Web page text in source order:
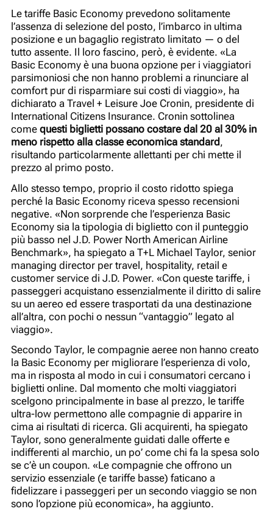
Le tariffe Basic Economy prevedono solitamente
l’assenza di selezione del posto, l’imbarco in ultima
posizione e un bagaglio registrato limitato — o del
tutto assente. Il loro fascino, però, è evidente. «La
Basic Economy è una buona opzione per i viaggiatori
parsimoniosi che non hanno problemi a rinunciare al
comfort pur di risparmiare sui costi di viaggio», ha
dichiarato a Travel + LeisureJoe Cronin, presidente di
International Citizens Insurance. Cronin sottolinea
come questi biglietti possano costare dal 20 al 30% in
meno rispetto alla classe economica standard,
risultando particolarmente allettanti per chi mette il
prezzo al primo posto.
Allo stesso tempo, proprio il costo ridotto spiega
perché la Basic Economy riceva spesso recensioni
negative. «Non sorprende che l’esperienza Basic
Economy sia la tipologia di biglietto con il punteggio
più basso nel J.D. Power North American Airline
Benchmark», ha spiegato a T+L Michael Taylor, senior
managing director per travel, hospitality, retail e
customer service di J.D. Power. «Con queste tariffe, i
passeggeri acquistano essenzialmente il diritto di salire
su un aereo ed essere trasportati da una destinazione
all’altra, con pochi o nessun “vantaggio” legato al
viaggio».
Secondo Taylor, le compagnie aeree non hanno creato
la Basic Economy per migliorare l’esperienza di volo,
ma in risposta al modo in cui i consumatori cercano i
biglietti online. Dal momento che molti viaggiatori
scelgono principalmente in base al prezzo, le tariffe
ultra-low permettono alle compagnie di apparire in
cima ai risultati di ricerca. Gli acquirenti, ha spiegato
Taylor, sono generalmente guidati dalle offerte e
indifferenti al marchio, un po’ come chi fa la spesa solo
se c’è un coupon. «Le compagnie che offrono un
servizio essenziale (e tariffe basse) faticano a
fidelizzare i passeggeri per un secondo viaggio se non
sono l’opzione più economica», ha aggiunto.